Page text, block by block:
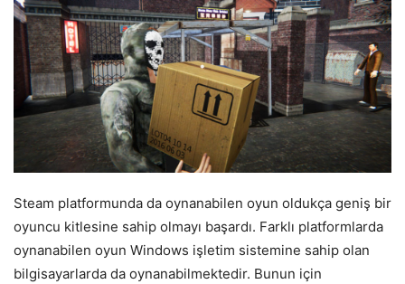
Steam platformunda da oynanabilen oyun oldukça geniş bir
oyuncu kitlesine sahip olmayı başardı. Farklı platformlarda
oynanabilen oyun Windows işletim sistemine sahip olan
bilgisayarlarda da oynanabilmektedir. Bunun için